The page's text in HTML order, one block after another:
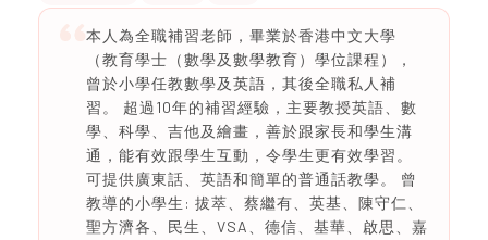
本人為全職補習老師，畢業於香港中文大學
（教育學士（數學及數學教育）學位課程），
曾於小學任教數學及英語，其後全職私人補
習。 超過10年的補習經驗，主要教授英語、數
學、科學、吉他及繪畫，善於跟家長和學生溝
通，能有效跟學生互動，令學生更有效學習。
可提供廣東話、英語和簡單的普通話教學。 曾
教導的小學生: 拔萃、蔡繼有、英基、陳守仁、
聖方濟各、民生、VSA、德信、基華、啟思、嘉